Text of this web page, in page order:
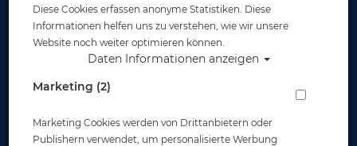
Diese Cookies erfassen anonyme Statistiken. Diese
Informationen helfen uns zu verstehen, wie wir unsere
Website noch weiter optimieren können.
Daten Informationen anzeigen
Marketing (2)
Marketing Cookies werden von Drittanbietern oder
Publishern verwendet, um personalisierte Werbung